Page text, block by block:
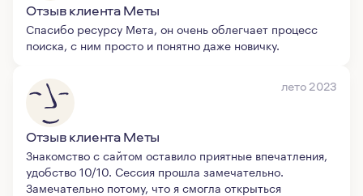
Отзыв клиента Меты
Спасибо ресурсу Мета, он очень облегчает процесс
поиска, с ним просто и понятно даже новичку.
лето 2023
Отзыв клиента Меты
Знакомство с сайтом оставило приятные впечатления,
удобство 10/10. Сессия прошла замечательно.
Замечательно потому, что я смогла открыться